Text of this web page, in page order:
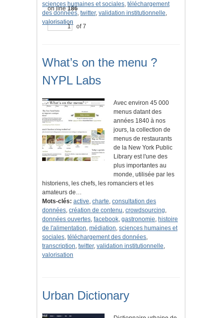
on line186
of 7
sciences humaines et sociales, téléchargement
des données, twitter, validation institutionnelle,
valorisation
What’s on the menu ?
NYPL Labs
Avec environ 45 000
menus datant des
années 1840 à nos
jours, la collection de
menus de restaurants
de la New York Public
Library est l'une des
plus importantes au
monde, utilisée par les
historiens, les chefs, les romanciers et les
amateurs de…
Mots-clés: active, charte, consultation des
données, création de contenu, crowdsourcing,
données ouvertes, facebook, gastronomie, histoire
de l'alimentation, médiation, sciences humaines et
sociales, téléchargement des données,
transcription, twitter, validation institutionnelle,
valorisation
Urban Dictionary